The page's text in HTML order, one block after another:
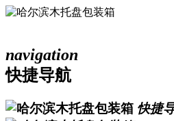
navigation
快捷导航
快捷